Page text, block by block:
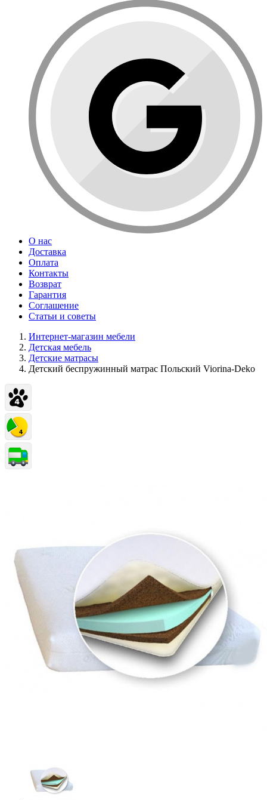
О нас
Доставка
Оплата
Контакты
Возврат
Гарантия
Соглашение
Статьи и советы
Интернет-магазин мебели
Детская мебель
Детские матрасы
Детский беспружинный матрас Польский Viorina-Deko